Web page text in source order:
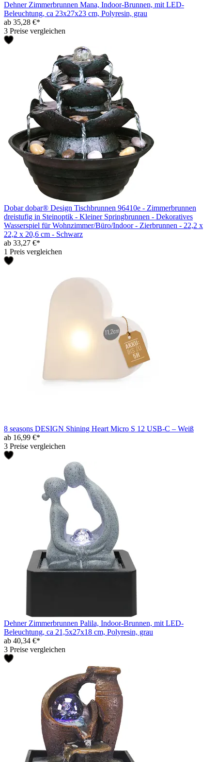
Dehner Zimmerbrunnen Mana, Indoor-Brunnen, mit LED-
Beleuchtung, ca 23x27x23 cm, Polyresin, grau
ab 35,28 €*
3 Preise vergleichen
Dobar dobar® Design Tischbrunnen 96410e - Zimmerbrunnen
dreistufig in Steinoptik - Kleiner Springbrunnen - Dekoratives
Wasserspiel für Wohnzimmer/Büro/Indoor - Zierbrunnen - 22,2 x
22,2 x 20,6 cm - Schwarz
ab 33,27 €*
1 Preis vergleichen
8 seasons DESIGN Shining Heart Micro S 12 USB-C – Weiß
ab 16,99 €*
3 Preise vergleichen
Dehner Zimmerbrunnen Palila, Indoor-Brunnen, mit LED-
Beleuchtung, ca 21,5x27x18 cm, Polyresin, grau
ab 40,34 €*
3 Preise vergleichen